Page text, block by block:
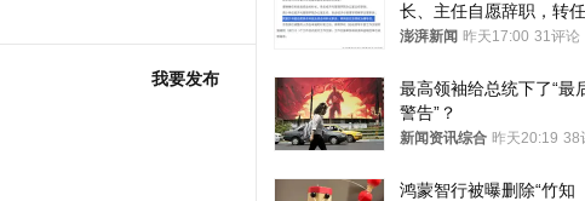
我要发布
长、主任自愿辞职，转任
政辅导员
澎湃新闻 昨天17:00 31评论
最高领袖给总统下了“最
警告”？
新闻资讯综合 昨天20:19 38
鸿蒙智行被曝删除“竹知